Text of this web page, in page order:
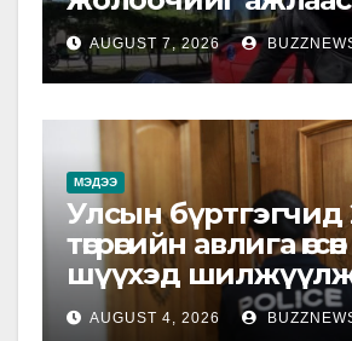
чөлөөлжээ
AUGUST 7, 2026
МЭДЭЭ
Улсын бүртгэгчид
төгрөгийн авлига
шүүхэд
AUGUST 4, 2026